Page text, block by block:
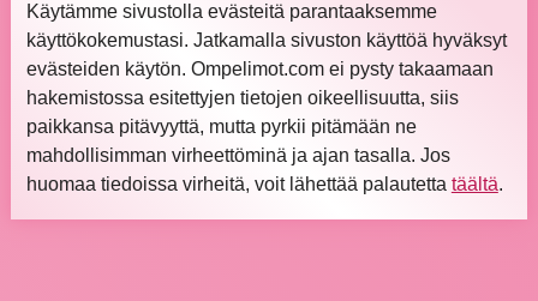
Käytämme sivustolla evästeitä parantaaksemme
käyttökokemustasi. Jatkamalla sivuston käyttöä hyväksyt
evästeiden käytön. Ompelimot.com ei pysty takaamaan
hakemistossa esitettyjen tietojen oikeellisuutta, siis
paikkansa pitävyyttä, mutta pyrkii pitämään ne
mahdollisimman virheettöminä ja ajan tasalla. Jos
huomaa tiedoissa virheitä, voit lähettää palautetta täältä.